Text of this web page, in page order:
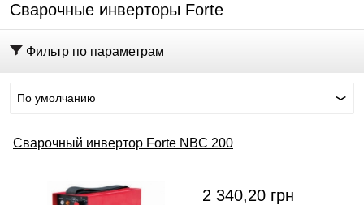
Сварочные инверторы Forte
Фильтр по параметрам
По умолчанию
Сварочный инвертор Forte NBC 200
2 340,20 грн